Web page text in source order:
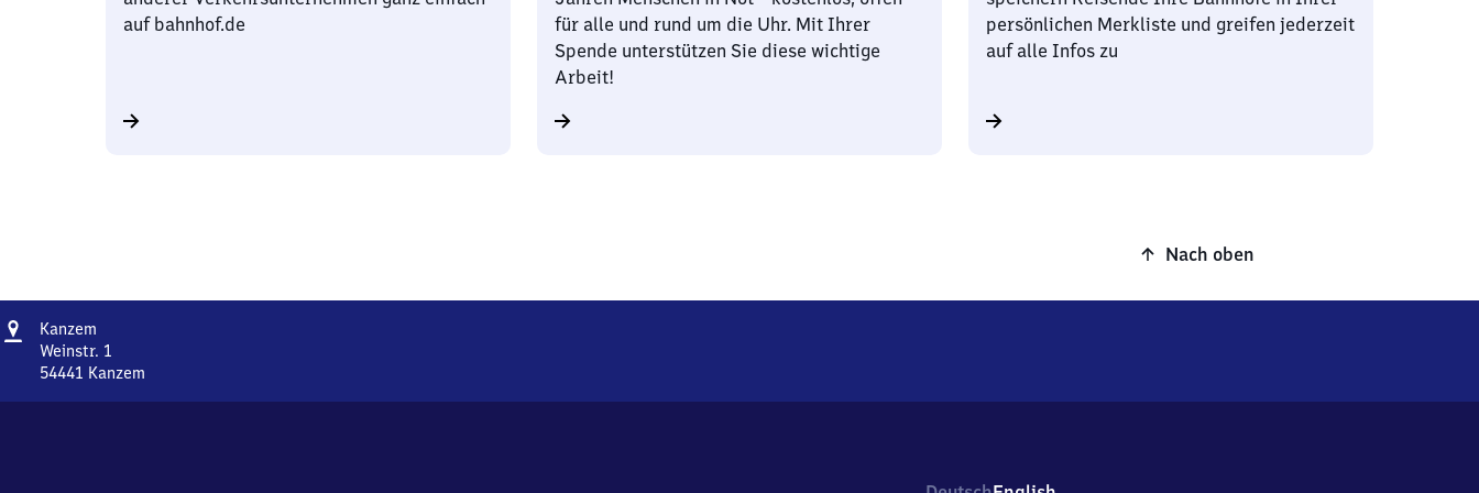
auf bahnhof.de
für alle und rund um die Uhr. Mit Ihrer
Spende unterstützen Sie diese wichtige
Arbeit!
persönlichen Merkliste und greifen jederzeit
auf alle Infos zu
Nach oben
Adresse
Kanzem
Weinstr. 1
54441 Kanzem